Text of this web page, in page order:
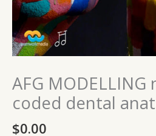
AFG
coded dental
$0.00